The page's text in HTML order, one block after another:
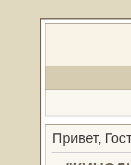
Привет,